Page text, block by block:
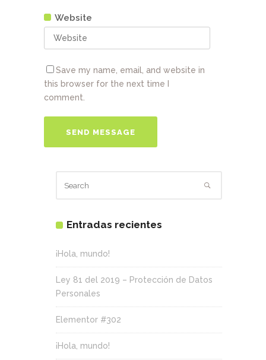
Website
Save my name, email, and website in
this browser for the next time I
comment.
Entradas recientes
¡Hola, mundo!
Ley 81 del 2019 – Protección de Datos
Personales
Elementor #302
¡Hola, mundo!